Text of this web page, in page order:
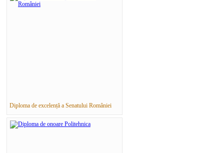
Diploma de excelență a Senatului României